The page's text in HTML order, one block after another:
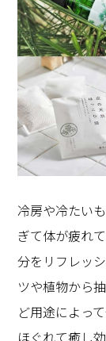
冷房や冷たい
ぎて体が疲れ
分をリフレッ
ツや植物から
ど用途によっ